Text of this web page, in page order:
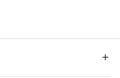
ージ通りに「運べる」。